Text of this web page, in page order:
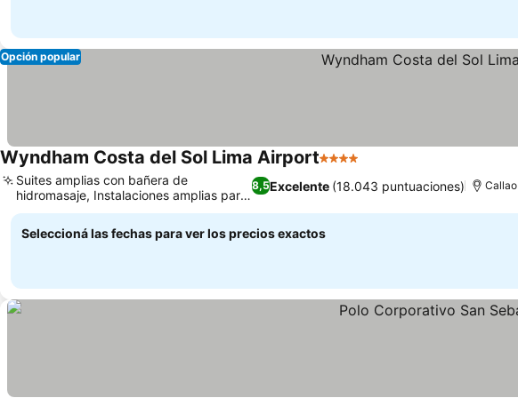
Opción popular
Wyndham Costa del Sol Lima Airport4 Estrellas
8,5Excelente (18.043 puntuaciones)
Suites amplias con bañera de
hidromasaje, Instalaciones amplias para
negocios y eventos
Callao
Seleccioná las fechas para ver los precios exactos